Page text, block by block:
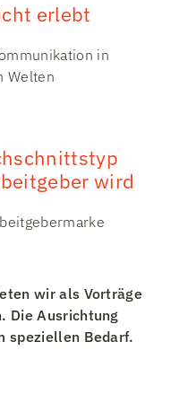
erlebt
in
Welten
wird
wir als Vorträge
Die Ausrichtung
speziellen Bedarf.